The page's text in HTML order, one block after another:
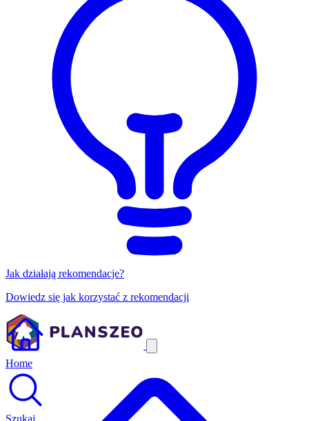
Jak działają rekomendacje?
Dowiedz się jak korzystać z rekomendacji
Home
Szukaj